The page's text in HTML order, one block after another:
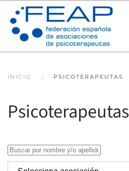
Skip to main content
INICIO PSICOTERAPEUTAS
Psicoterapeutas